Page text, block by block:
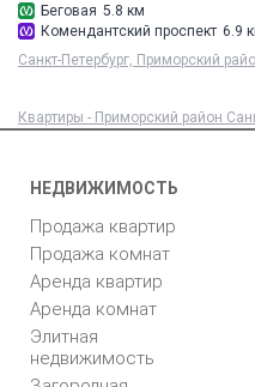
Беговая 5.8 км
Комендантский проспект 6.9
Санкт-Петербург, Приморский
Квартиры - Приморский район
НЕДВИЖИМОСТЬ
Продажа квартир
Продажа комнат
Аренда квартир
Аренда комнат
Элитная
недвижимость